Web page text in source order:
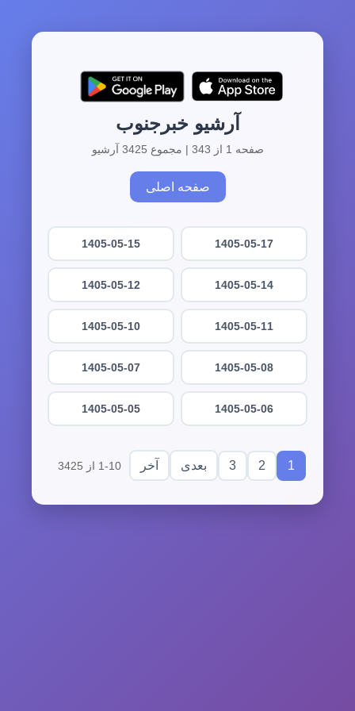
آرشیو خبرجنوب
صفحه 1 از 343 | مجموع 3425 آرشیو
صفحه اصلی
1405-05-17
1405-05-15
1405-05-14
1405-05-12
1405-05-11
1405-05-10
1405-05-08
1405-05-07
1405-05-06
1405-05-05
1
2
3 بعدی آخر 1-10 از 3425